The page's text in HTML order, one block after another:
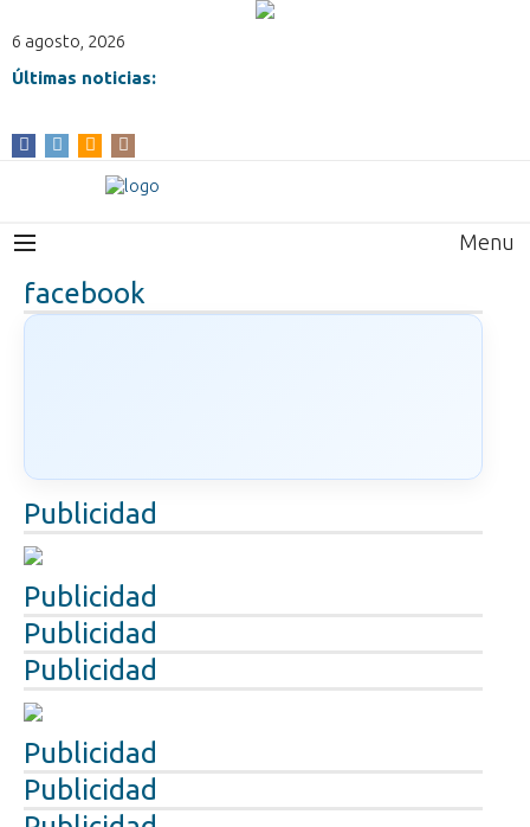
6 agosto, 2026
Últimas noticias:
Menu
facebook
Publicidad
Publicidad
Publicidad
Publicidad
Publicidad
Publicidad